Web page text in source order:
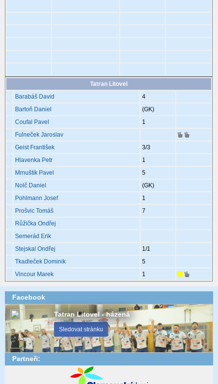
Tatran Litovel
Barabáš David
4
Bartoň Daniel
(GK)
Coufal Pavel
1
Fulneček Jaroslav
Geist František
3/3
Hlavenka Petr
1
Mrnuštík Pavel
5
Nolč Daniel
(GK)
Pohlmann Josef
1
Prošvic Tomáš
7
Růžička Ondřej
Semerád Erik
Stejskal Ondřej
1/1
Tkadleček Dominik
5
Vincour Marek
1
Facebook
Tatran Litovel - házená
Sledovat stránku
Partneři: